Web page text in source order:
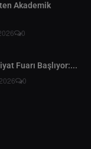
Akademik
0
Fuarı Başlıyor:...
0